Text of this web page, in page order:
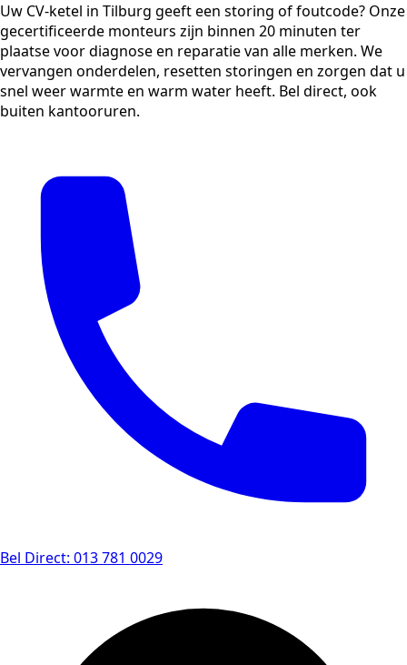
Uw CV-ketel in Tilburg geeft een storing of foutcode? Onze
gecertificeerde monteurs zijn binnen 20 minuten ter
plaatse voor diagnose en reparatie van alle merken. We
vervangen onderdelen, resetten storingen en zorgen dat u
snel weer warmte en warm water heeft. Bel direct, ook
buiten kantooruren.
Bel Direct: 013 781 0029